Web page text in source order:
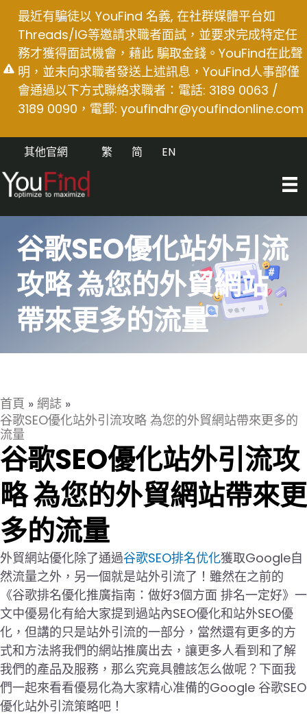
content
最近有騙徒以 YouFind 名義, 在社群媒體平台如
Threads/IG等邀請求職者面試，並要求完成特定任
務才獲得面試機會，藉此 騙取金錢。YouFind在此聲
明，並未向求職者發送上述訊息，YouFind人事部僅
會通過以下方式聯絡求職者：電話: 3189 0063 /
3189 0090，電郵: youfindhr@youfindonline.com
其他官網 EN
简
繁
谷歌SEO優化站外引流
攻略 為您的外貿網站
帶來更多的流量
首頁 » 網誌 »
谷歌SEO優化站外引流攻略 為您的外貿網站帶來更多的
流量
谷歌SEO優化站外引流攻
略 為您的外貿網站帶來更
多的流量
外貿網站優化除了通過谷歌SEO排名优化獲取Google自
然流量之外，另一個就是站外引流了！雖然在之前的
《谷歌排名優化推廣指南：做好3個方面 排名一定好》一
文中優易化有給大家提到過站內SEO優化和站外SEO優
化，但講的只是站外引流的一部分，當然還有更多的方
式和方法將我們的網站推廣出去，讓更多人看到和了解
我們的產品及服務，那么究竟具體該怎么做呢？下面我
們一起來看看優易化為大家精心准備的Google 谷歌SEO
優化站外引流策略吧！